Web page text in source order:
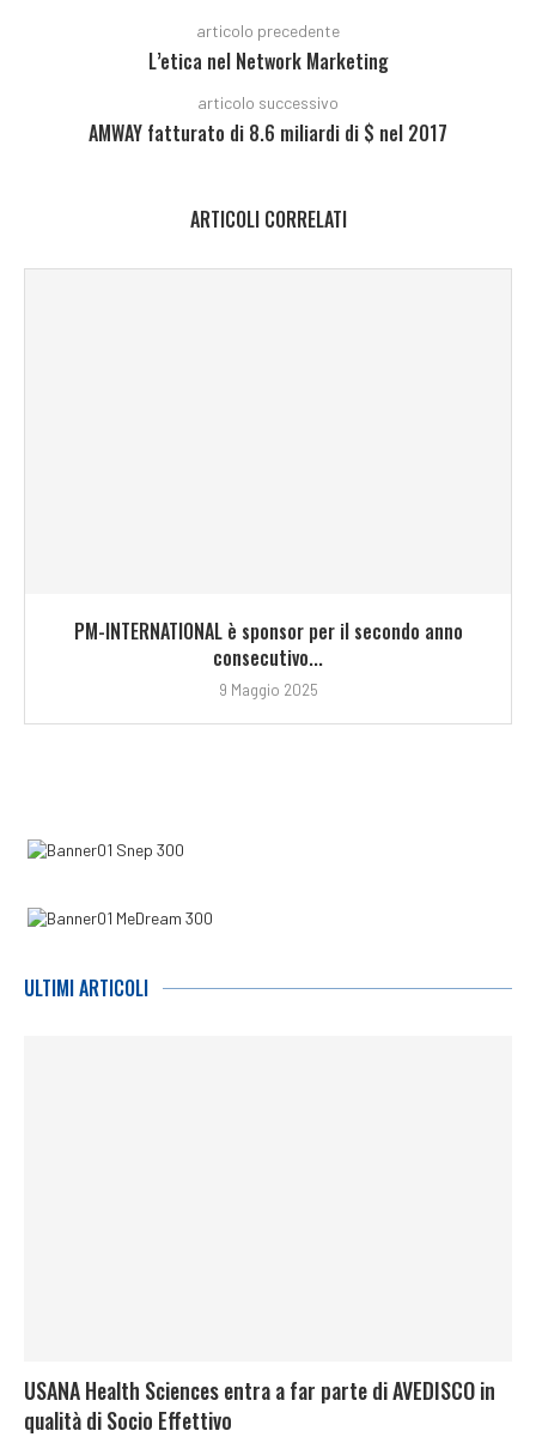
articolo precedente
L’etica nel Network Marketing
articolo successivo
AMWAY fatturato di 8.6 miliardi di $ nel 2017
ARTICOLI CORRELATI
PM-INTERNATIONAL è sponsor per il secondo anno
consecutivo...
9 Maggio 2025
ULTIMI ARTICOLI
USANA Health Sciences entra a far parte di AVEDISCO in
qualità di Socio Effettivo